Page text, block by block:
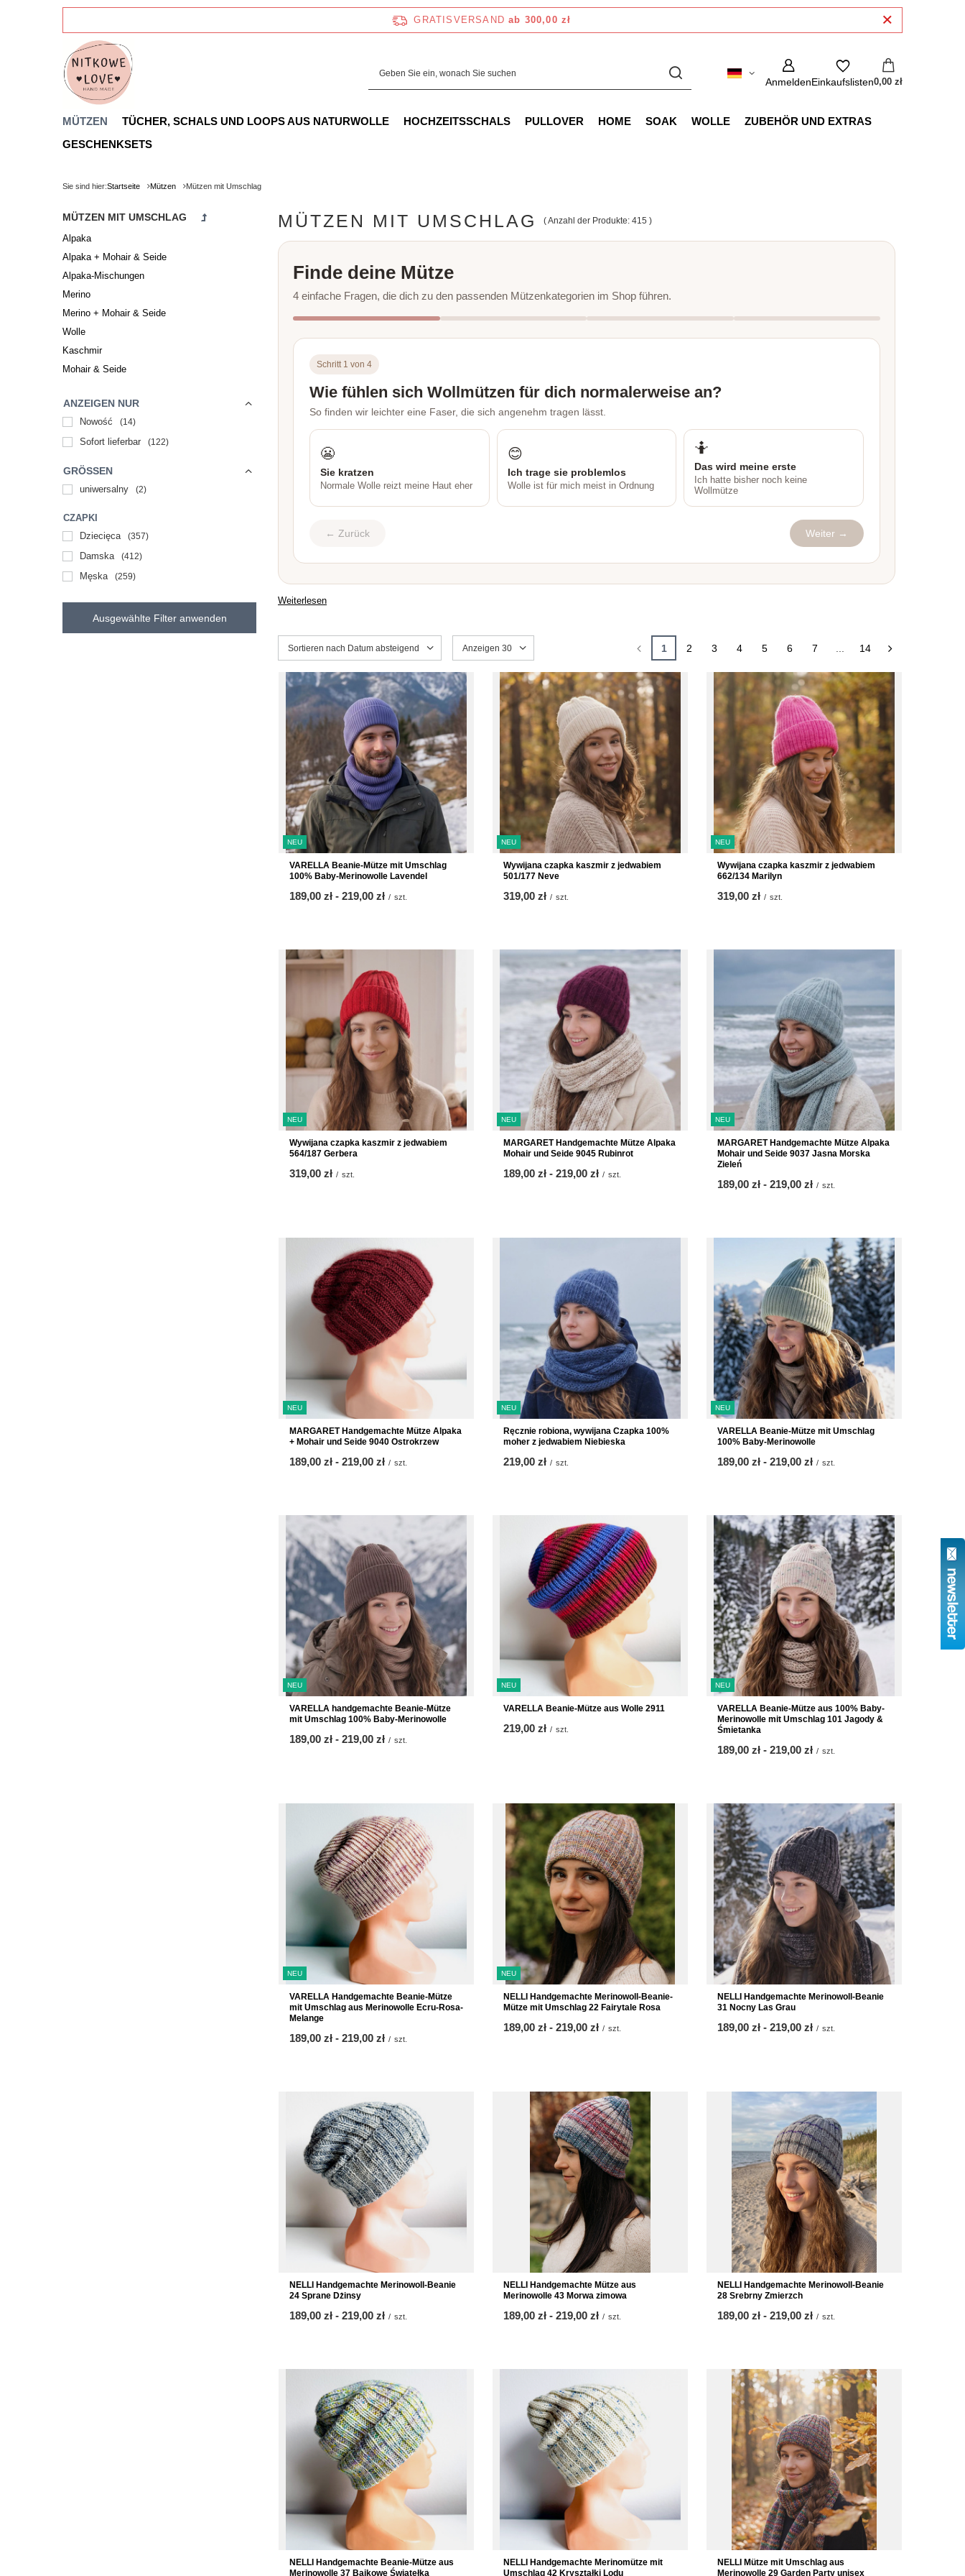
GRATISVERSAND ab 300,00 zł
AnmeldenEinkaufslisten0,00 zł
MÜTZEN TÜCHER, SCHALS UND LOOPS AUS NATURWOLLE HOCHZEITSSCHALS PULLOVER HOME SOAK WOLLE
ZUBEHÖR UND EXTRAS
GESCHENKSETS
Sie sind hier:Startseite Mützen Mützen mit Umschlag
MÜTZEN MIT UMSCHLAG
Alpaka
Alpaka + Mohair & Seide
Alpaka-Mischungen
Merino
Merino + Mohair & Seide
Wolle
Kaschmir
Mohair & Seide
ANZEIGEN NUR
Nowość 14
Sofort lieferbar 122
GRÖSSEN
uniwersalny 2
CZAPKI
Dziecięca
357
Damska 412
Męska 259
Ausgewählte Filter anwenden
MÜTZEN MIT UMSCHLAG ( Anzahl der Produkte: 415 )
Finde deine Mütze
4 einfache Fragen, die dich zu den passenden Mützenkategorien im Shop führen.
Schritt 1 von 4
Wie fühlen sich Wollmützen für dich normalerweise an?
So finden wir leichter eine Faser, die sich angenehm tragen lässt.
😬
Sie kratzen
Normale Wolle reizt meine Haut eher
😊
Ich trage sie problemlos
Wolle ist für mich meist in Ordnung
🤷
Das wird meine erste
Ich hatte bisher noch keine
Wollmütze
← Zurück Weiter →
Weiterlesen
Sortierung ändern
Sortieren nach Datum absteigend Anzahl der angezeigten Produkte ändern
Anzeigen 30 1 2 3 4 5 6 7 14
NEU
VARELLA Beanie-Mütze mit Umschlag
100% Baby-Merinowolle Lavendel
ab
189,00 zł - bis
219,00 zł / szt.
NEU
Wywijana czapka kaszmir z jedwabiem
501/177 Neve
319,00 zł / szt.
NEU
Wywijana czapka kaszmir z jedwabiem
662/134 Marilyn
319,00 zł / szt.
NEU
Wywijana czapka kaszmir z jedwabiem
564/187 Gerbera
319,00 zł / szt.
NEU
MARGARET Handgemachte Mütze Alpaka
Mohair und Seide 9045 Rubinrot
ab
189,00 zł - bis
219,00 zł / szt.
NEU
MARGARET Handgemachte Mütze Alpaka
Mohair und Seide 9037 Jasna Morska
Zieleń
ab
189,00 zł - bis
219,00 zł / szt.
NEU
MARGARET Handgemachte Mütze Alpaka
+ Mohair und Seide 9040 Ostrokrzew
ab
189,00 zł - bis
219,00 zł / szt.
NEU
Ręcznie robiona, wywijana Czapka 100%
moher z jedwabiem Niebieska
219,00 zł / szt.
NEU
VARELLA Beanie-Mütze mit Umschlag
100% Baby-Merinowolle
ab
189,00 zł - bis
219,00 zł / szt.
NEU
VARELLA handgemachte Beanie-Mütze
mit Umschlag 100% Baby-Merinowolle
ab
189,00 zł - bis
219,00 zł / szt.
NEU
VARELLA Beanie-Mütze aus Wolle 2911
219,00 zł / szt.
NEU
VARELLA Beanie-Mütze aus 100% Baby-
Merinowolle mit Umschlag 101 Jagody &
Śmietanka
ab
189,00 zł - bis
219,00 zł / szt.
NEU
VARELLA Handgemachte Beanie-Mütze
mit Umschlag aus Merinowolle Ecru-Rosa-
Melange
ab
189,00 zł - bis
219,00 zł / szt.
NEU
NELLI Handgemachte Merinowoll-Beanie-
Mütze mit Umschlag 22 Fairytale Rosa
ab
189,00 zł - bis
219,00 zł / szt.
NELLI Handgemachte Merinowoll-Beanie
31 Nocny Las Grau
ab
189,00 zł - bis
219,00 zł / szt.
NELLI Handgemachte Merinowoll-Beanie
24 Sprane Dżinsy
ab
189,00 zł - bis
219,00 zł / szt.
NELLI Handgemachte Mütze aus
Merinowolle 43 Morwa zimowa
ab
189,00 zł - bis
219,00 zł / szt.
NELLI Handgemachte Merinowoll-Beanie
28 Srebrny Zmierzch
ab
189,00 zł - bis
219,00 zł / szt.
NELLI Handgemachte Beanie-Mütze aus
Merinowolle 37 Bajkowe Światełka
NELLI Handgemachte Merinomütze mit
Umschlag 42 Kryształki Lodu
NELLI Mütze mit Umschlag aus
Merinowolle 29 Garden Party unisex